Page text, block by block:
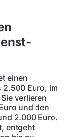
einen
2.500 Euro, im
verlieren
und den
2.000 Euro.
entgeht